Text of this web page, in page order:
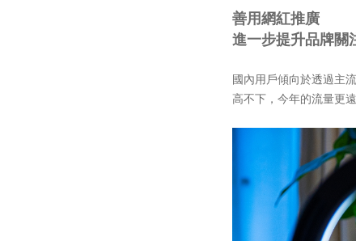
善用網紅推廣
進一步提升品牌關
國內用戶傾向於透過主
高不下，今年的流量更